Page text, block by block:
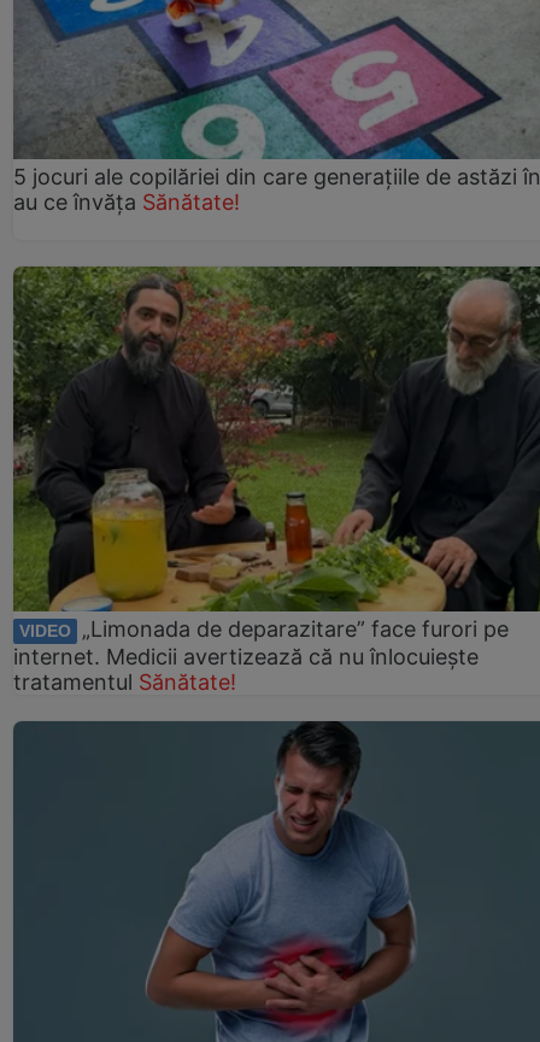
5 jocuri ale copilăriei din care generațiile de astăzi
au ce învăța Sănătate!
VIDEO
„Limonada de deparazitare” face furori pe
internet. Medicii avertizează că nu înlocuiește
tratamentul Sănătate!